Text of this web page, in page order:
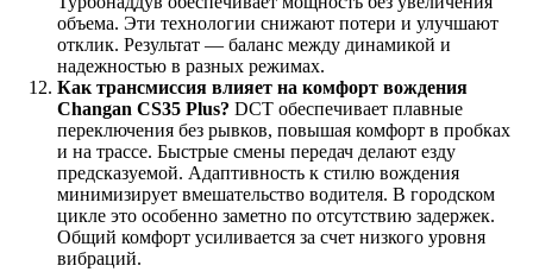
объема. Эти технологии снижают потери и улучшают
отклик. Результат — баланс между динамикой и
надежностью в разных режимах.
Как трансмиссия влияет на комфорт вождения
Changan CS35 Plus? DCT обеспечивает плавные
переключения без рывков, повышая комфорт в пробках
и на трассе. Быстрые смены передач делают езду
предсказуемой. Адаптивность к стилю вождения
минимизирует вмешательство водителя. В городском
цикле это особенно заметно по отсутствию задержек.
Общий комфорт усиливается за счет низкого уровня
вибраций.